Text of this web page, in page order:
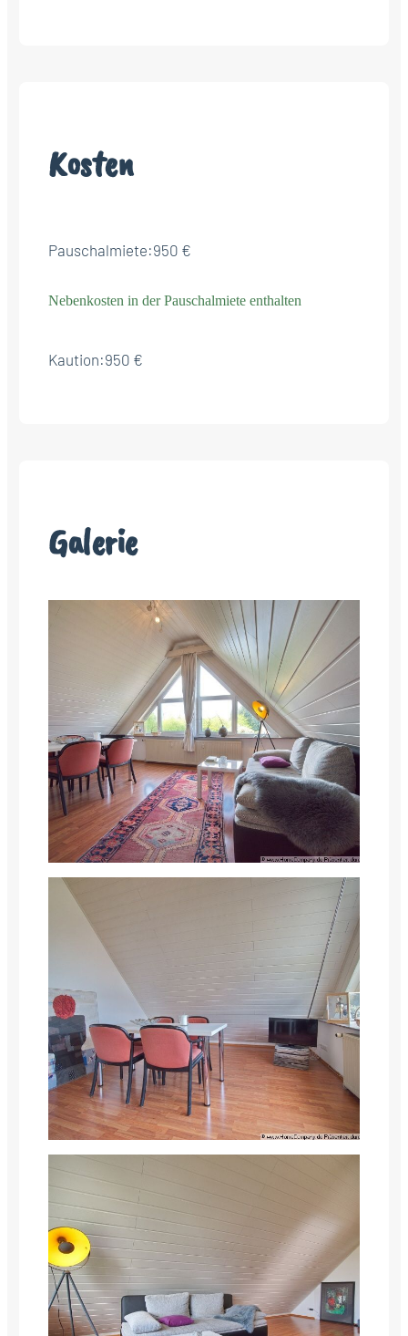
Kosten
Pauschalmiete:950 €
Nebenkosten in der Pauschalmiete enthalten
Kaution:950 €
Galerie